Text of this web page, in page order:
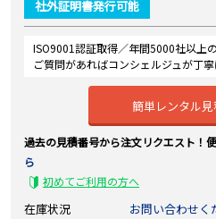
社外証明書発行可能
ISO9001認証取得／年間5000社以上
ご質問があればコンシェルジュが丁
簡単レンタル見
過去の見積番号から注文リクエスト！
ら
初めてご利用の方へ
在庫状況
お問い合わせく